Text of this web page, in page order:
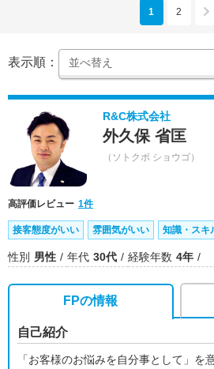
1 2
表示順：
R&C株式会社
外久保 省匡
（ソトクボ ショウゴ）
高評価レビュー 1件
接客態度がいい 雰囲気がいい 知識・スキ
性別 男性 年代 30代 経験年数 4年
FPの情報
自己紹介
「お客様のお悩みを自分事として」を